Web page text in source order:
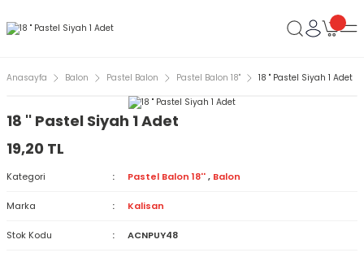
Anasayfa Balon Pastel Balon Pastel Balon 18'' 18 '' Pastel Siyah 1 Adet
18 '' Pastel Siyah 1 Adet
19,20 TL
Kategori Pastel Balon 18'' , Balon
Marka Kalisan
Stok Kodu ACNPUY48